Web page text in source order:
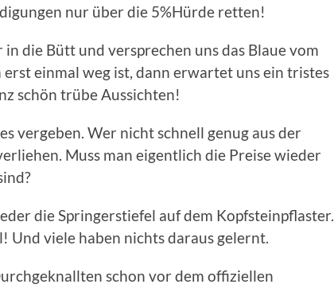
nur über die 5%Hürde retten!
die Bütt und versprechen uns das Blaue vom
erst einmal weg ist, dann erwartet uns ein tristes
schön trübe Aussichten!
vergeben. Wer nicht schnell genug aus der
Muss man eigentlich die Preise wieder
die Springerstiefel auf dem Kopfsteinpflaster.
Und viele haben nichts daraus gelernt.
schon vor dem offiziellen